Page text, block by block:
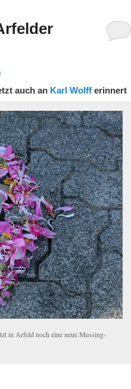
auch an Karl Wolff erinnert
in Arfeld noch eine neue Messing-